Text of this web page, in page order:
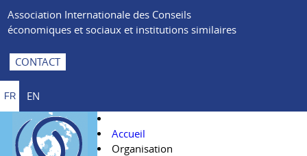
Association Internationale des Conseils
économiques et sociaux et institutions similaires
CONTACT
FR EN
Accueil
Organisation